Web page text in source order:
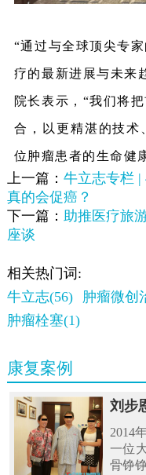
“通过与全球顶尖专
疗的最新进展与未来
院长表示，“我们将
合，以更精湛的技术
位肿瘤患者的生命健
上一篇： 牛立志专栏 |
真的会促癌？
下一篇： 助推医疗旅
座谈
相关热门词:
牛立志(56)
肿瘤微创
肿瘤栓塞(1)
康复案例
刘步
2014
一位
骨铮